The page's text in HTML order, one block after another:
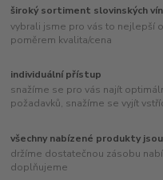
široký sortiment slovinských
vybrali jsme pro vás to nejlepší
poměrem kvalita/cena
individuální přístup
snažíme se pro vás najít
požadavků, snažíme se vyjít
všechny nabízené produkty
držíme dostatečnou zásobu
doplňujeme